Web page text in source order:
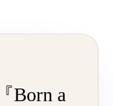
Born a